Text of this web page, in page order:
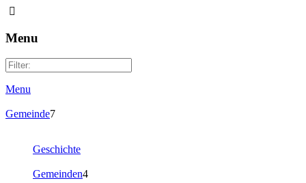
Menu
Menu
Gemeinde7
Geschichte
Gemeinden4